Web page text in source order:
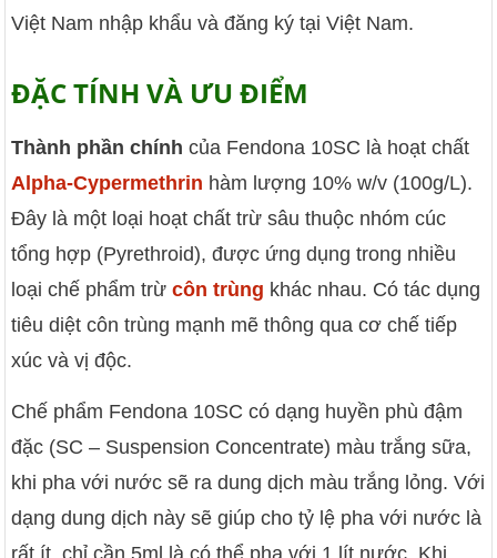
Việt Nam nhập khẩu và đăng ký tại Việt Nam.
ĐẶC TÍNH VÀ ƯU ĐIỂM
Thành phần chính của Fendona 10SC là hoạt chất
Alpha-Cypermethrin hàm lượng 10% w/v (100g/L).
Đây là một loại hoạt chất trừ sâu thuộc nhóm cúc
tổng hợp (Pyrethroid), được ứng dụng trong nhiều
loại chế phẩm trừcôn trùng khác nhau. Có tác dụng
tiêu diệt côn trùng mạnh mẽ thông qua cơ chế tiếp
xúc và vị độc.
Chế phẩm Fendona 10SC có dạng huyền phù đậm
đặc (SC – Suspension Concentrate) màu trắng sữa,
khi pha với nước sẽ ra dung dịch màu trắng lỏng. Với
dạng dung dịch này sẽ giúp cho tỷ lệ pha với nước là